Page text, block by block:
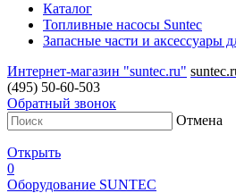
Каталог
Топливные насосы Suntec
Запасные части и аксессуары
Интернет-магазин "suntec.ru"
(495) 50-60-503
Обратный звонок
Отмена
Открыть
0
Оборудование SUNTEC